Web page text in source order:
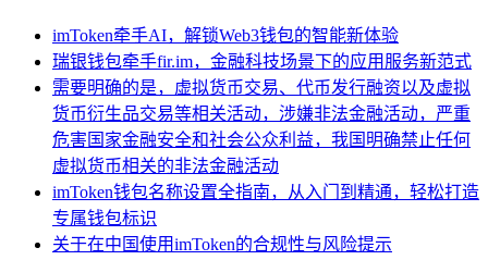
imToken牵手AI，解锁Web3钱包的智能新体验
瑞银钱包牵手fir.im，金融科技场景下的应用服务新范式
需要明确的是，虚拟货币交易、代币发行融资以及虚拟
货币衍生品交易等相关活动，涉嫌非法金融活动，严重
危害国家金融安全和社会公众利益，我国明确禁止任何
虚拟货币相关的非法金融活动
imToken钱包名称设置全指南，从入门到精通，轻松打造
专属钱包标识
关于在中国使用imToken的合规性与风险提示